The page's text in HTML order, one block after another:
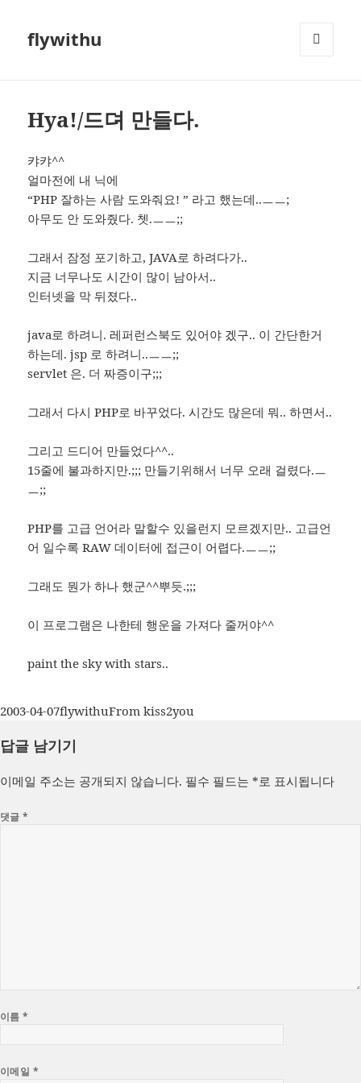
flywithu
Hya!/드뎌 만들다.
캬캬^^
얼마전에 내 닉에
“PHP 잘하는 사람 도와줘요! ” 라고 했는데..ㅡㅡ;
아무도 안 도와줬다. 쳇.ㅡㅡ;;
그래서 잠정 포기하고, JAVA로 하려다가..
지금 너무나도 시간이 많이 남아서..
인터넷을 막 뒤졌다..
java로 하려니. 레퍼런스북도 있어야 겠구.. 이 간단한거
하는데. jsp 로 하려니..ㅡㅡ;;
servlet 은. 더 짜증이구;;;
그래서 다시 PHP로 바꾸었다. 시간도 많은데 뭐.. 하면서..
그리고 드디어 만들었다^^..
15줄에 불과하지만.;;; 만들기위해서 너무 오래 걸렸다.ㅡ
ㅡ;;
PHP를 고급 언어라 말할수 있을런지 모르겠지만.. 고급언
어 일수록 RAW 데이터에 접근이 어렵다.ㅡㅡ;;
그래도 뭔가 하나 했군^^뿌듯.;;;
이 프로그램은 나한테 행운을 가져다 줄꺼야^^
paint the sky with stars..
작
일
2003-04-07글
이
flywithu카
From kiss2you
답글 남기기
이메일 주소는 공개되지 않습니다. 필수 필드는 *로 표시됩니다
댓글*
이름*
이메일 *